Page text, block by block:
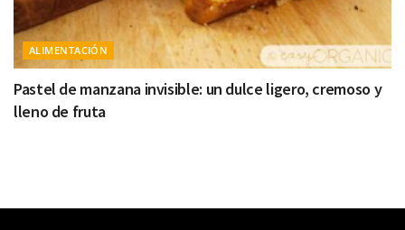
ALIMENTACIÓN
Pastel de manzana invisible: un dulce ligero, cremoso y
lleno de fruta